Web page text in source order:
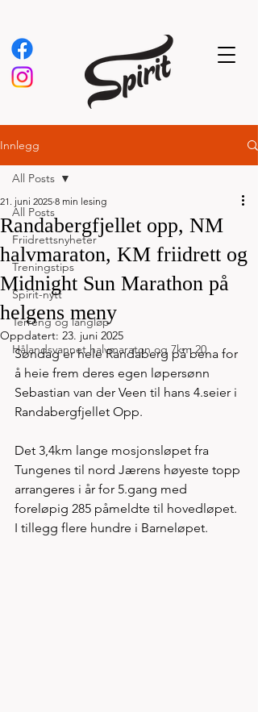
Innlegg
All Posts
Friidrettsnyheter
Treningstips
Spirit-nytt
Terreng og langløp
Hålandsvannet halvmaraton og 7km 20
All Posts
Randabergfjellet opp, NM
halvmaraton, KM friidrett og
Midnight Sun Marathon på
helgens meny
21. juni 2025 8 min lesing
Oppdatert: 23. juni 2025
Søndag er hele Randaberg på bena for
å heie frem deres egen løpersønn
Sebastian van der Veen til hans 4.seier i
Randabergfjellet Opp.
Det 3,4km lange mosjonsløpet fra
Tungenes til nord Jærens høyeste topp
arrangeres i år for 5.gang med
foreløpig 285 påmeldte til hovedløpet.
I tillegg flere hundre i Barneløpet.